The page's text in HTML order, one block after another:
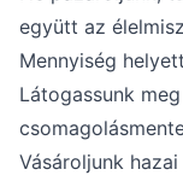
együtt az
Mennyiség
Látogassunk
Vásároljunk